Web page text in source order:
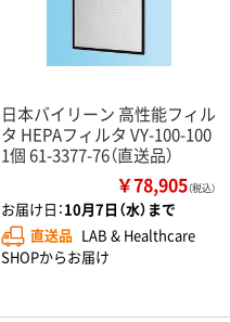
日本バイリーン 高性能フィル
タ HEPAフィルタ VY-100-100
1個 61-3377-76（直送品）
￥78,905（税込）
お届け日：10月7日（水）まで
直送品 LAB & Healthcare
SHOPからお届け